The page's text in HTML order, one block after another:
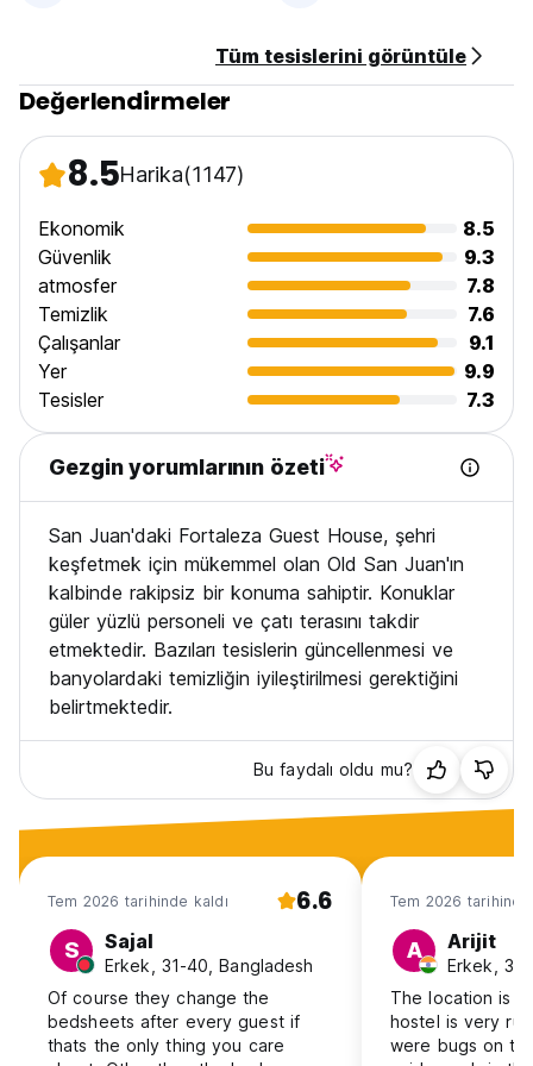
geçin. Teşekkür ederim! (Auto-translated from original
language)
Tüm tesislerini görüntüle
Değerlendirmeler
8.5Harika(1147)
Ekonomik
8.5
Güvenlik
9.3
atmosfer
7.8
Temizlik
7.6
Çalışanlar
9.1
Yer
9.9
Tesisler
7.3
Gezgin yorumlarının özeti
San Juan'daki Fortaleza Guest House, şehri
keşfetmek için mükemmel olan Old San Juan'ın
kalbinde rakipsiz bir konuma sahiptir. Konuklar
güler yüzlü personeli ve çatı terasını takdir
etmektedir. Bazıları tesislerin güncellenmesi ve
banyolardaki temizliğin iyileştirilmesi gerektiğini
belirtmektedir.
Bu faydalı oldu mu?
Tem 2026 tarihinde kaldı 6.6
S Sajal
Erkek, 31-40, Bangladesh
Of course they change the
bedsheets after every guest if
thats the only thing you care
Tem 2026 tarihinde
A Arijit
Erkek,
The location is
hostel is very
were bugs on